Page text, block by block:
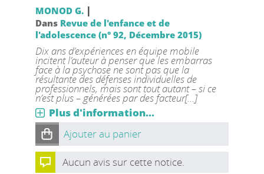
MONOD G. |
Dans Revue de l'enfance et de
l'adolescence (n° 92, Décembre 2015)
Dix ans d’expériences en équipe mobile
incitent l’auteur à penser que les embarras
face à la psychose ne sont pas que la
résultante des défenses individuelles de
professionnels, mais sont tout autant – si ce
n’est plus – générées par des facteur[...]
Plus d'information...
Ajouter au panier
Aucun avis sur cette notice.